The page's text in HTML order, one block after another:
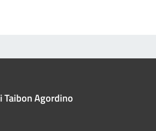
Taibon Agordino